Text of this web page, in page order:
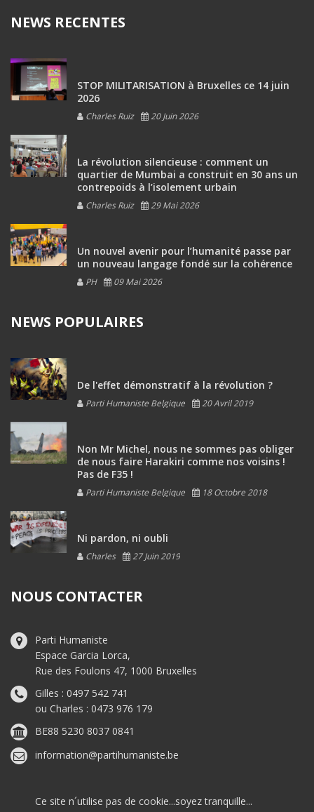
NEWS RECENTES
STOP MILITARISATION à Bruxelles ce 14 juin
2026
Charles Ruiz 20 Juin 2026
La révolution silencieuse : comment un
quartier de Mumbai a construit en 30 ans un
contrepoids à l’isolement urbain
Charles Ruiz 29 Mai 2026
Un nouvel avenir pour l’humanité passe par
un nouveau langage fondé sur la cohérence
PH 09 Mai 2026
NEWS POPULAIRES
De l'effet démonstratif à la révolution ?
Parti Humaniste Belgique 20 Avril 2019
Non Mr Michel, nous ne sommes pas obliger
de nous faire Harakiri comme nos voisins !
Pas de F35 !
Parti Humaniste Belgique 18 Octobre 2018
Ni pardon, ni oubli
Charles 27 Juin 2019
NOUS CONTACTER
Parti Humaniste
Espace Garcia Lorca,
Rue des Foulons 47, 1000 Bruxelles
Gilles : 0497 542 741
ou Charles : 0473 976 179
BE88 5230 8037 0841
information@partihumaniste.be
Ce site n´utilise pas de cookie...soyez tranquille...